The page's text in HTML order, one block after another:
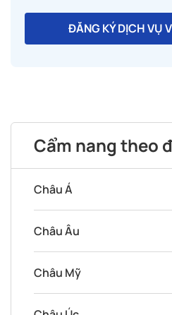
ĐĂNG KÝ DỊCH VỤ
Cẩm nang theo
Châu Á
Châu Âu
Châu Mỹ